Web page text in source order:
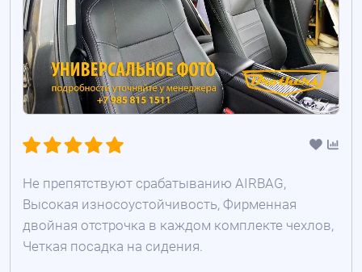
Не препятствуют срабатыванию AIRBAG,
Высокая износоустойчивость, Фирменная
двойная отстрочка в каждом комплекте чехлов,
Четкая посадка на сидения.